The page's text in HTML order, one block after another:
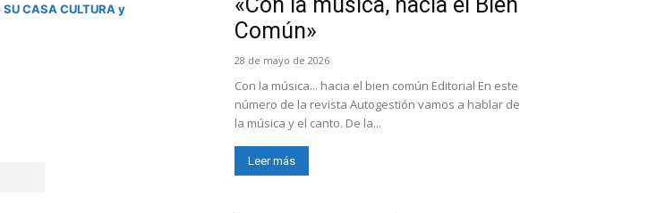
SU CASA CULTURA y
Común»
28 de mayo de 2026
Con la música... hacia el bien común Editorial En este
número de la revista Autogestión vamos a hablar de
la música y el canto. De la...
Leer más